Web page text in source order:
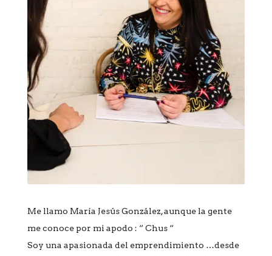
Me llamo María Jesús González, aunque la gente
me conoce por mi apodo : “ Chus “
Soy una apasionada del emprendimiento …desde